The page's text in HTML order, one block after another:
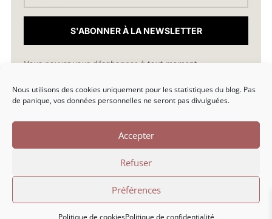
Nous utilisons des cookies uniquement pour les statistiques du blog. Pas
de panique, vos données personnelles ne seront pas divulguées.
Accepter
Refuser
Préférences
Politique de cookiesPolitique de confidentialité
S'ABONNER À LA NEWSLETTER
Vous pouvez vous désabonner à tout moment.
hello@marionlibro.fr
Marion Libro © 2026 | Une création par Marion Libro |